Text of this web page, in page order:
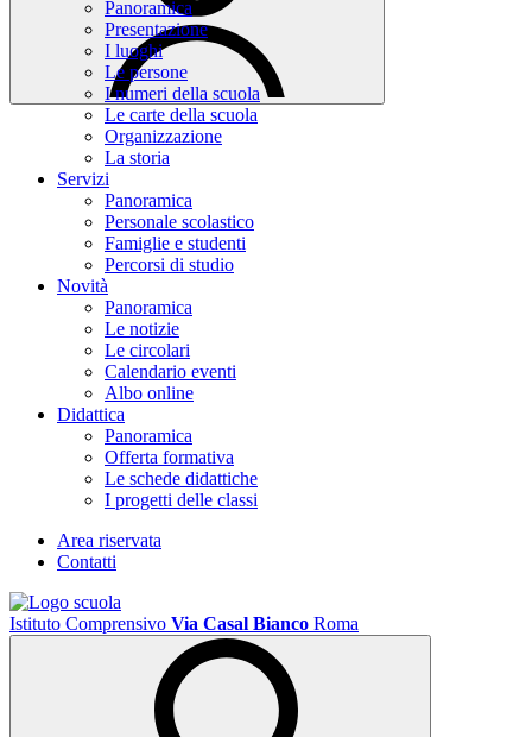
Panoramica
Presentazione
I luoghi
Le persone
I numeri della scuola
Le carte della scuola
Organizzazione
La storia
Servizi
Panoramica
Personale scolastico
Famiglie e studenti
Percorsi di studio
Novità
Panoramica
Le notizie
Le circolari
Calendario eventi
Albo online
Didattica
Panoramica
Offerta formativa
Le schede didattiche
I progetti delle classi
Area riservata
Contatti
Istituto Comprensivo Via Casal Bianco Roma